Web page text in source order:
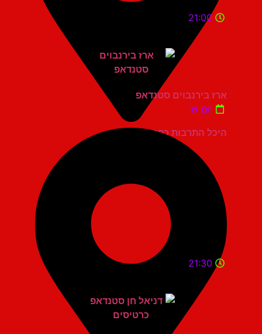
היכל התרבות כפר סבא
21:00
ארז בירנבוים סטנדאפ
יום ש'
21:30